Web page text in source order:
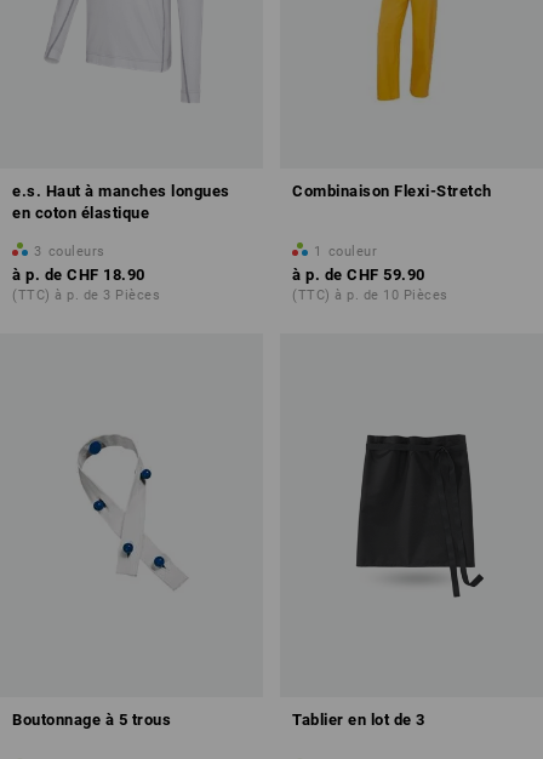
e.s. Haut à manches longues
en coton élastique
3 couleurs
à p. de CHF 18.90
(TTC) à p. de 3 Pièces
Combinaison Flexi-Stretch
1 couleur
à p. de CHF 59.90
(TTC) à p. de 10 Pièces
Boutonnage à 5 trous Tablier en lot de 3